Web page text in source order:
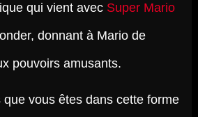
qui vient avec Super Mario
donnant à Mario de
pouvoirs amusants.
que vous êtes dans cette forme